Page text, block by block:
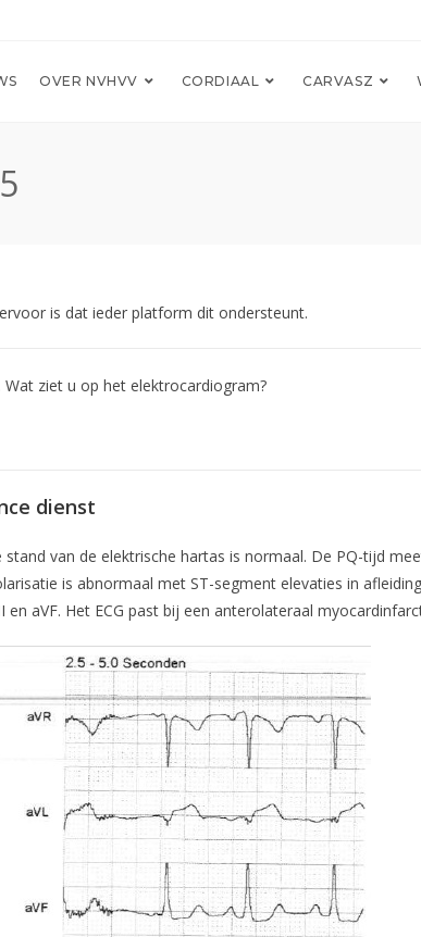
OVER NVHVV CORDIAAL CARVASZ
is dat ieder platform dit ondersteunt.
ziet u op het elektrocardiogram?
dienst
van de elektrische hartas is normaal. De PQ-tijd
is abnormaal met ST-segment elevaties in
aVF. Het ECG past bij een anterolateraal